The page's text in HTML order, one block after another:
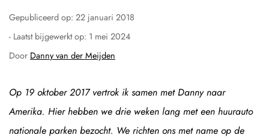
Gepubliceerd op: 22 januari 2018
- Laatst bijgewerkt op: 1 mei 2024
Door Danny van der Meijden
Op 19 oktober 2017 vertrok ik samen met Danny naar
Amerika. Hier hebben we drie weken lang met een huurauto
nationale parken bezocht. We richten ons met name op de